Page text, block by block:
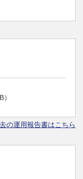
）
の運用報告書はこちら